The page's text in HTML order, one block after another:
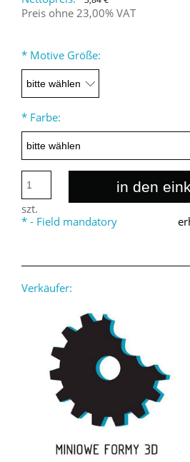
Preis ohne 23,00% VAT
* Motive Größe:
* Farbe:
szt.
in den
* - Field mandatory
Verkäufer: